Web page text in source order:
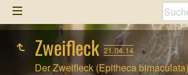
Zweifleck 21.04.14
Der Zweifleck (Epitheca